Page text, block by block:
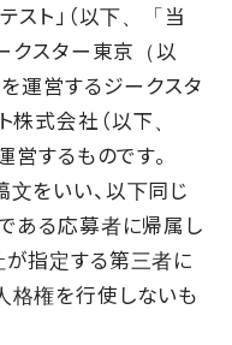
スト」（以下、「当
クスター東京（以
を運営するジークスタ
株式会社（以下、
営するものです。
をいい、以下同じ
ある応募者に帰属し
が指定する第三者に
格権を行使しないも